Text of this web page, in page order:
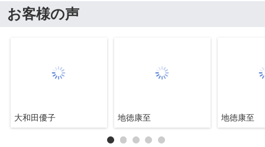
お客様の声
大和田優子 地徳康至 地徳康至